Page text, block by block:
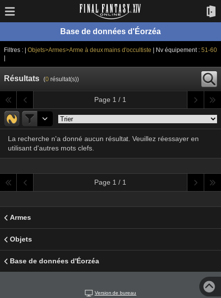
Base de données d'Éorzéa
Filtres : | Objets>Armes>Arme à deux mains d'occultiste | Nv équipement : 51-60
Résultats (0résultat(s))
Page 1 / 1
La recherche n'a donné aucun résultat. Veuillez réessayer en
utilisant d'autres mots clefs.
Page 1 / 1
Armes
Objets
Base de données d'Éorzéa
Version de bureau